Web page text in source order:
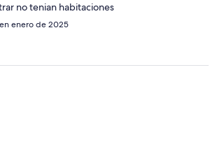
no tenian habitaciones
enero de 2025